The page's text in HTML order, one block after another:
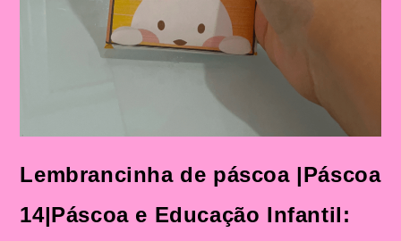
Lembrancinha de páscoa |Páscoa
14|Páscoa e Educação Infantil: